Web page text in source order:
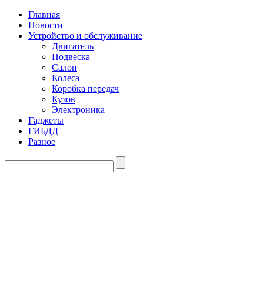
Главная
Новости
Устройство и обслуживание
Двигатель
Подвеска
Салон
Колеса
Коробка передач
Кузов
Электроника
Гаджеты
ГИБДД
Разное